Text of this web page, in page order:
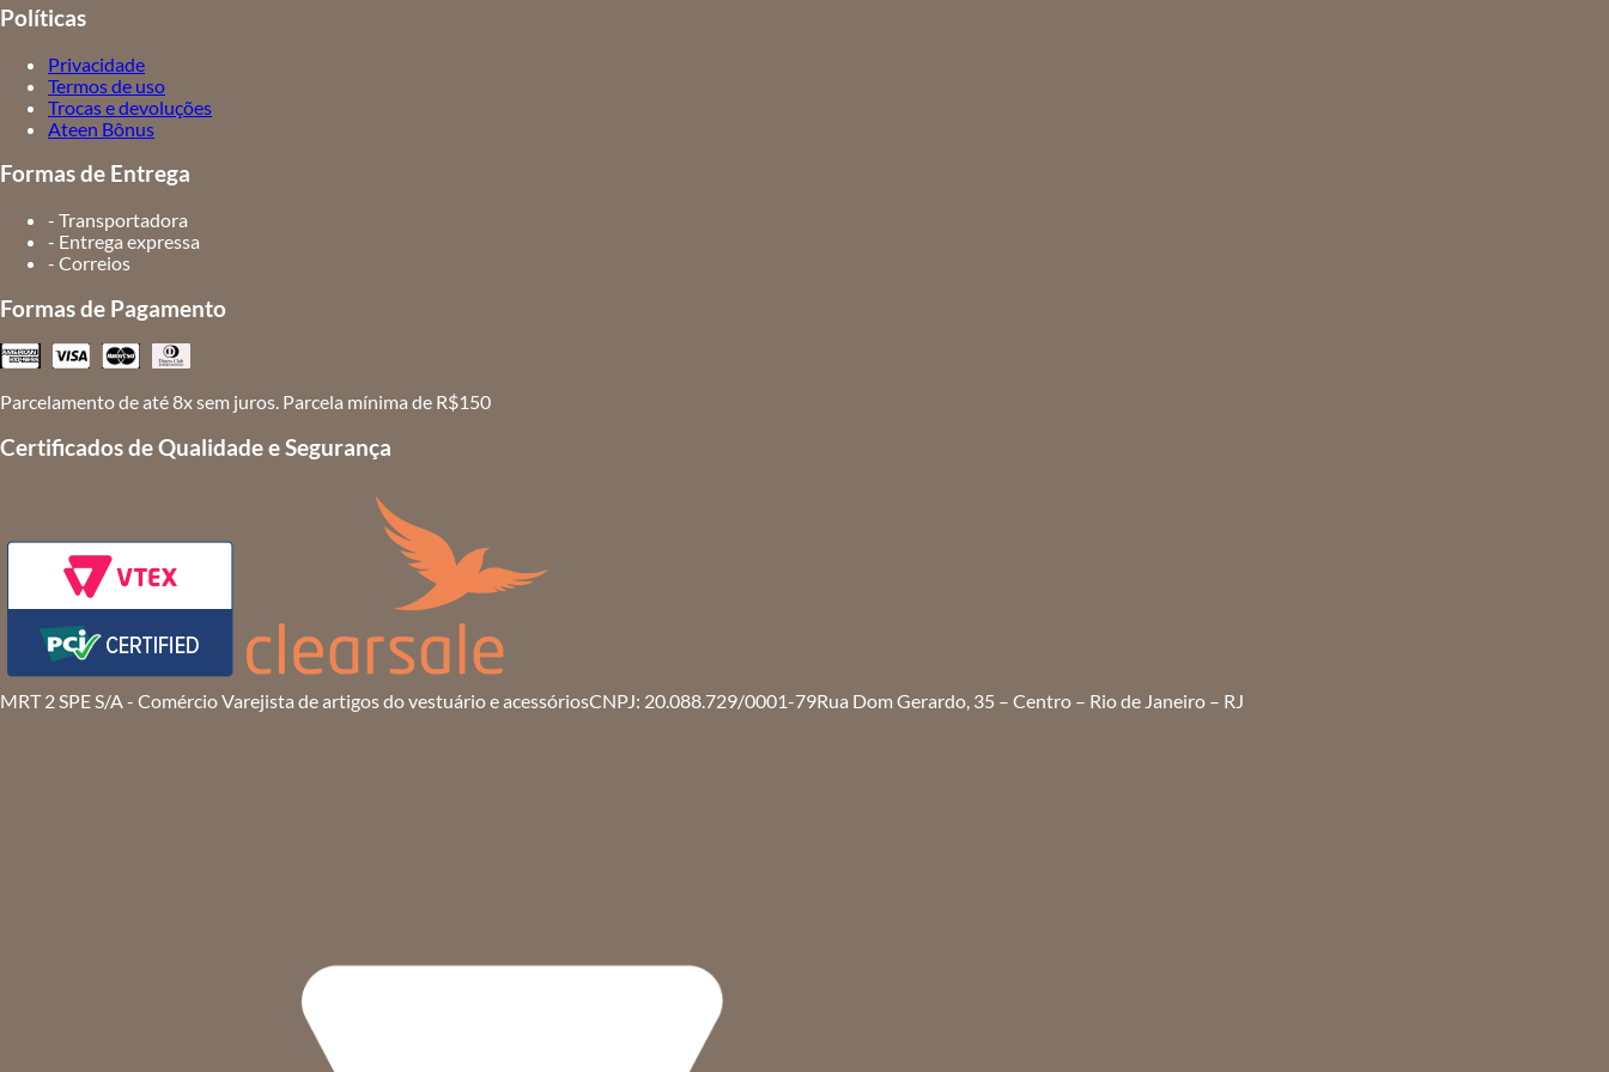
Políticas
Privacidade
Termos de uso
Trocas e devoluções
Ateen Bônus
Formas de Entrega
- Transportadora
- Entrega expressa
- Correios
Formas de Pagamento
Parcelamento de até 8x sem juros. Parcela mínima de R$150
Certificados de Qualidade e Segurança
MRT 2 SPE S/A - Comércio Varejista de artigos do vestuário e acessóriosCNPJ: 20.088.729/0001-79Rua Dom Gerardo, 35 – Centro – Rio de Janeiro – RJ